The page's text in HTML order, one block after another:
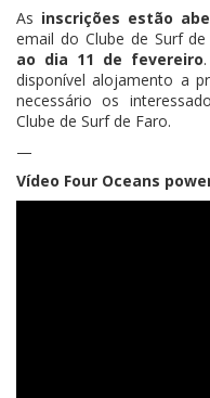
As inscrições estão
email do Clube de Surf
ao dia 11 de fevereiro
disponível alojamento a
necessário os
Clube de Surf de Faro.
—
Vídeo Four Oceans